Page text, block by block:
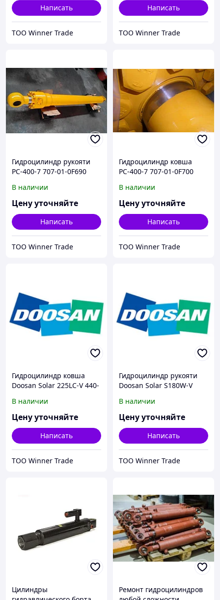
Написать
ТОО Winner Trade
Написать
ТОО Winner Trade
Гидроцилиндр рукояти
РС-400-7 707-01-0F690
В наличии
Цену уточняйте
Написать
ТОО Winner Trade
Гидроцилиндр ковша
РС-400-7 707-01-0F700
В наличии
Цену уточняйте
Написать
ТОО Winner Trade
Гидроцилиндр ковша
Doosan Solar 225LC-V 440-
В наличии
Цену уточняйте
Написать
ТОО Winner Trade
Гидроцилиндр рукояти
Doosan Solar S180W-V
В наличии
Цену уточняйте
Написать
ТОО Winner Trade
Цилиндры
Ремонт гидроцилиндров